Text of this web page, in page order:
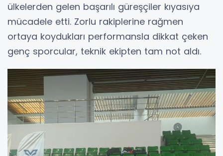
ülkelerden gelen başarılı güreşçiler kıyasıya
mücadele etti. Zorlu rakiplerine rağmen
ortaya koydukları performansla dikkat çeken
genç sporcular, teknik ekipten tam not aldı.